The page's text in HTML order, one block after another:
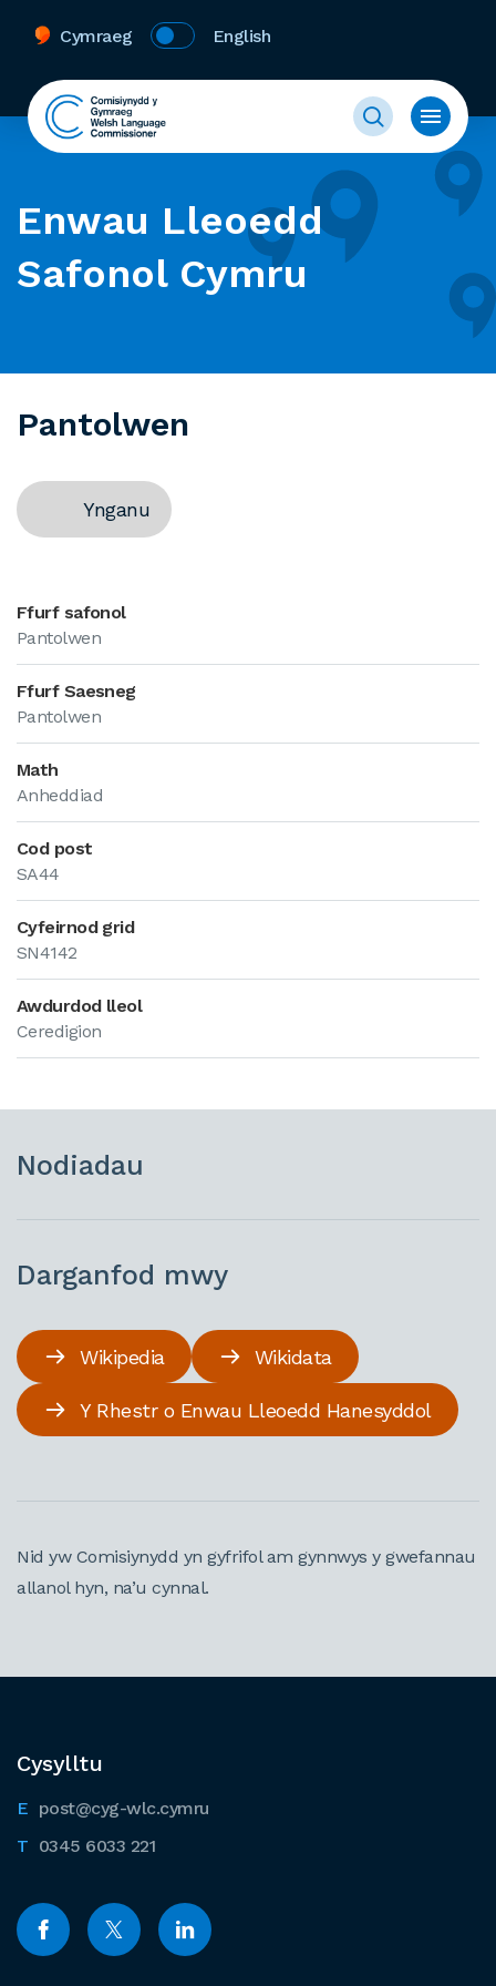
Cymraeg English
Enwau Lleoedd
Safonol Cymru
Pantolwen
Ynganu
Ffurf safonol
Pantolwen
Ffurf Saesneg
Pantolwen
Math
Anheddiad
Cod post
SA44
Cyfeirnod grid
SN4142
Awdurdod lleol
Ceredigion
Nodiadau
Darganfod mwy
Wikipedia Wikidata
Y Rhestr o Enwau Lleoedd Hanesyddol
Nid yw Comisiynydd yn gyfrifol am gynnwys y gwefannau
allanol hyn, na’u cynnal.
Cysylltu
post@cyg-wlc.cymru
0345 6033 221